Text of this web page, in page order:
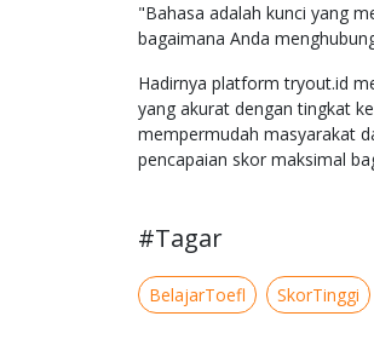
"Bahasa adalah kunci yang
bagaimana Anda
Hadirnya platform tryout.id
yang akurat dengan tingkat
mempermudah masyarakat
pencapaian skor maksimal
#Tagar
BelajarToefl SkorTinggi